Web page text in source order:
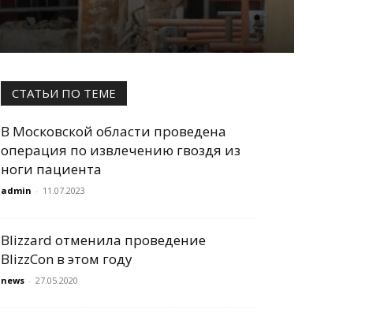
СТАТЬИ ПО ТЕМЕ
В Московской области проведена
операция по извлечению гвоздя из
ноги пациента
admin - 11.07.2023
Blizzard отменила проведение
BlizzCon в этом году
news - 27.05.2020